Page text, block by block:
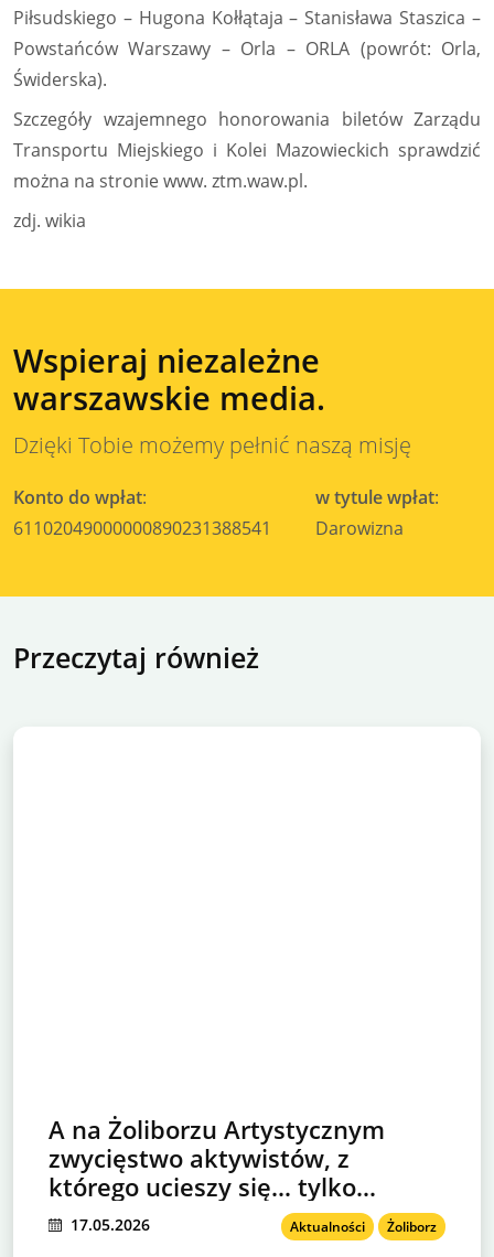
Piłsudskiego – Hugona Kołłątaja – Stanisława Staszica –
Powstańców Warszawy – Orla – ORLA (powrót: Orla,
Świderska).
Szczegóły wzajemnego honorowania biletów Zarządu
Transportu Miejskiego i Kolei Mazowieckich sprawdzić
można na stronie www. ztm.waw.pl.
zdj. wikia
Wspieraj niezależne
warszawskie media.
Dzięki Tobie możemy pełnić naszą misję
Konto do wpłat:
61102049000000890231388541
w tytule wpłat:
Darowizna
Przeczytaj również
A na Żoliborzu Artystycznym
zwycięstwo aktywistów, z
którego ucieszy się… tylko
inwestor
17.05.2026 Aktualności Żoliborz